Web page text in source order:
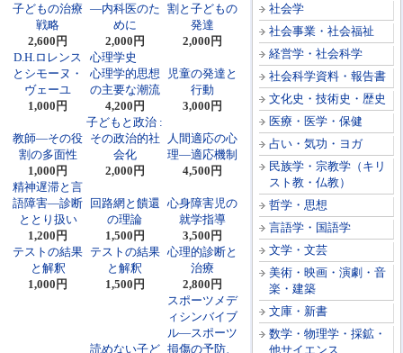
社会学
社会事業・社会福祉
経営学・社会科学
社会科学資料・報告書
文化史・技術史・歴史
医療・医学・保健
占い・気功・ヨガ
民族学・宗教学（キリ
スト教・仏教）
哲学・思想
言語学・国語学
文学・文芸
美術・映画・演劇・音
楽・建築
文庫・新書
数学・物理学・採鉱・
他サイエンス
子どもの治療
戦略
2,600円
―内科医のた
めに
2,000円
割と子どもの
発達
2,000円
D.H.ロレンス
とシモーヌ・
ヴェーユ
1,000円
心理学史
心理学的思想
の主要な潮流
4,200円
児童の発達と
行動
3,000円
教師―その役
割の多面性
1,000円
子どもと政治 :
その政治的社
会化
2,000円
人間適応の心
理―適応機制
4,500円
精神遅滞と言
語障害―診断
ととり扱い
1,200円
回路網と饋還
の理論
1,500円
心身障害児の
就学指導
3,500円
テストの結果
と解釈
1,000円
テストの結果
と解釈
1,500円
心理的診断と
治療
2,800円
読めない子ど
スポーツメデ
ィシンバイブ
ル―スポーツ
損傷の予防、